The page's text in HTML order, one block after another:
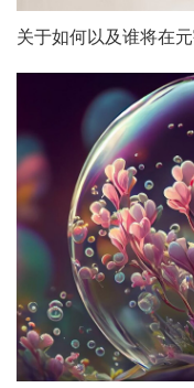
关于如何以及谁将在